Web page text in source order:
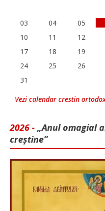
03
04 05
10
11 12
17
18 19
24
25 26
31
Vezi calendar crestin
2026 - „Anul omagial
creștine”